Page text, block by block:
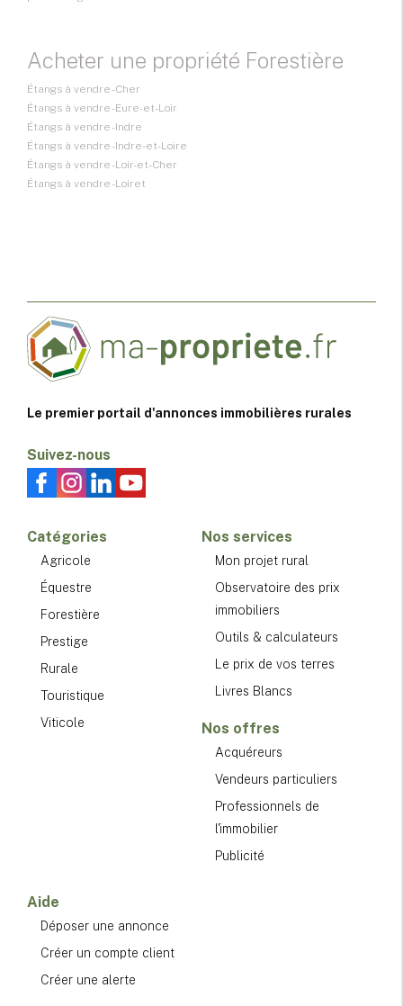
Acheter une propriété Forestière
Étangs à vendre - Cher
Étangs à vendre - Eure-et-Loir
Étangs à vendre - Indre
Étangs à vendre - Indre-et-Loire
Étangs à vendre - Loir-et-Cher
Étangs à vendre - Loiret
Le premier portail d'annonces immobilières rurales
Suivez-nous
Catégories
Agricole
Équestre
Forestière
Prestige
Rurale
Touristique
Viticole
Nos services
Mon projet rural
Observatoire des prix
immobiliers
Outils & calculateurs
Le prix de vos terres
Livres Blancs
Nos offres
Acquéreurs
Vendeurs particuliers
Professionnels de
l'immobilier
Publicité
Aide
Déposer une annonce
Créer un compte client
Créer une alerte